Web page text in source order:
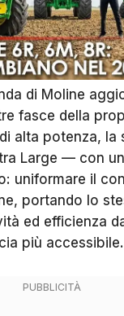
Aggiungi
fonti preferite su
Model Year
che va
di Moline
fasce della
alta potenza, la
Large — con
uniformare il
portando lo
ed efficienza
più accessibile.